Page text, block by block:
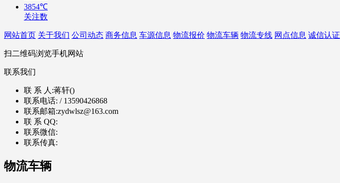
3854℃
关注数
网站首页 关于我们 公司动态 商务信息 车源信息 物流报价 物流车辆 物流专线 网点信息 诚信认证
扫二维码浏览手机网站
联系我们
联 系 人:蒋轩()
联系电话: / 13590426868
联系邮箱:zydwlsz@163.com
联 系 QQ:
联系微信:
联系传真:
物流车辆